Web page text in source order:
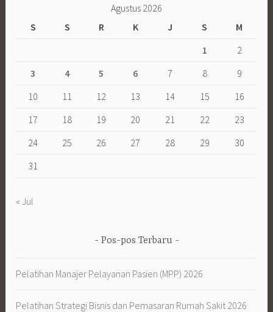
Agustus 2026
S
S R K J S
M
1
2
3
4 5 6 7 8
9
10
11 12 13 14 15
16
17
18 19 20 21 22
23
24
25 26 27 28 29
30
31
« Jul
Pos-pos Terbaru
Pelatihan Manajer Pelayanan Pasien (MPP) 2026
Pelatihan Strategi Bisnis dan Pemasaran Rumah Sakit 2026